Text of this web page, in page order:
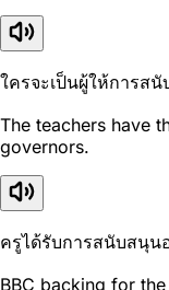
ใครจะเป็นผู้ให้การส
The teachers have
governors.
ครูได้รับการสนับสนุน
BBC backing for